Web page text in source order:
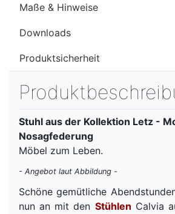
Maße & Hinweise
Downloads
Produktsicherheit
Stuhl aus der Kollektion Letz -
Nosagfederung
Möbel zum Leben.
- Angebot laut Abbildung -
Schöne gemütliche
nun an mit den Stühlen Calvia